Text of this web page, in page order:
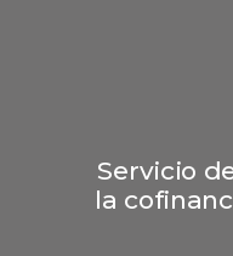
Servicio
la